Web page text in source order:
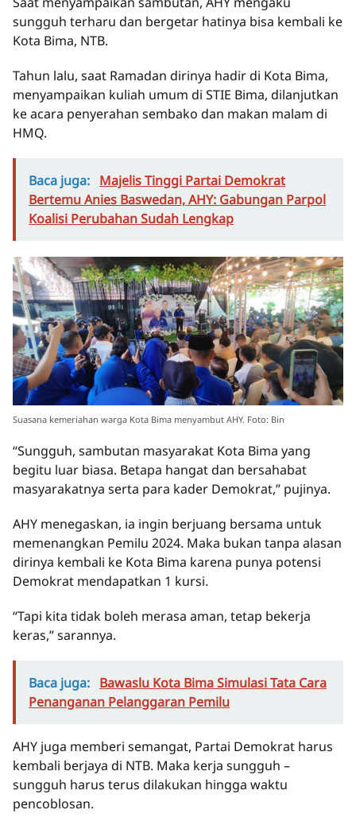
sungguh terharu dan bergetar hatinya bisa kembali ke
Kota Bima, NTB.
Tahun lalu, saat Ramadan dirinya hadir di Kota Bima,
menyampaikan kuliah umum di STIE Bima, dilanjutkan
ke acara penyerahan sembako dan makan malam di
HMQ.
Baca juga: Majelis Tinggi Partai Demokrat
Bertemu Anies Baswedan, AHY: Gabungan Parpol
Koalisi Perubahan Sudah Lengkap
Suasana kemeriahan warga Kota Bima menyambut AHY. Foto: Bin
“Sungguh, sambutan masyarakat Kota Bima yang
begitu luar biasa. Betapa hangat dan bersahabat
masyarakatnya serta para kader Demokrat,” pujinya.
AHY menegaskan, ia ingin berjuang bersama untuk
memenangkan Pemilu 2024. Maka bukan tanpa alasan
dirinya kembali ke Kota Bima karena punya potensi
Demokrat mendapatkan 1 kursi.
“Tapi kita tidak boleh merasa aman, tetap bekerja
keras,” sarannya.
Baca juga: Bawaslu Kota Bima Simulasi Tata Cara
Penanganan Pelanggaran Pemilu
AHY juga memberi semangat, Partai Demokrat harus
kembali berjaya di NTB. Maka kerja sungguh –
sungguh harus terus dilakukan hingga waktu
pencoblosan.